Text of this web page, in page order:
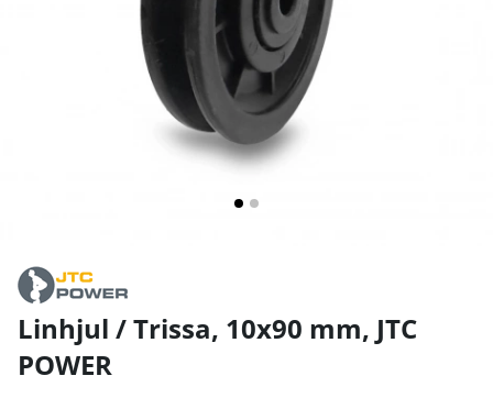
Linhjul / Trissa, 10x90 mm, JTC
POWER